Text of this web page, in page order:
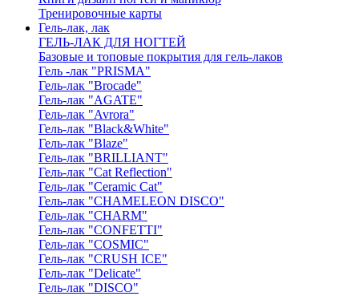
Тренировочные карты
Гель-лак, лак
ГЕЛЬ-ЛАК ДЛЯ НОГТЕЙ
Базовые и топовые покрытия для гель-лаков
Гель -лак "PRISMA"
Гель-лак "Brocade"
Гель-лак "AGATE"
Гель-лак "Avrora"
Гель-лак "Black&White"
Гель-лак "Blaze"
Гель-лак "BRILLIANT"
Гель-лак "Cat Reflection"
Гель-лак "Ceramic Cat"
Гель-лак "CHAMELEON DISCO"
Гель-лак "CHARM"
Гель-лак "CONFETTI"
Гель-лак "COSMIC"
Гель-лак "CRUSH ICE"
Гель-лак "Delicate"
Гель-лак "DISCO"